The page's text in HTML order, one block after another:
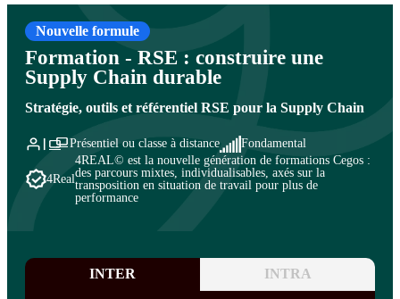
Nouvelle formule
Formation - RSE : construire une
Supply Chain durable
Stratégie, outils et référentiel RSE pour la Supply Chain
Présentiel ou classe à distance Fondamental
4Real
4REAL© est la nouvelle génération de formations Cegos :
des parcours mixtes, individualisables, axés sur la
transposition en situation de travail pour plus de
performance
INTER INTRA